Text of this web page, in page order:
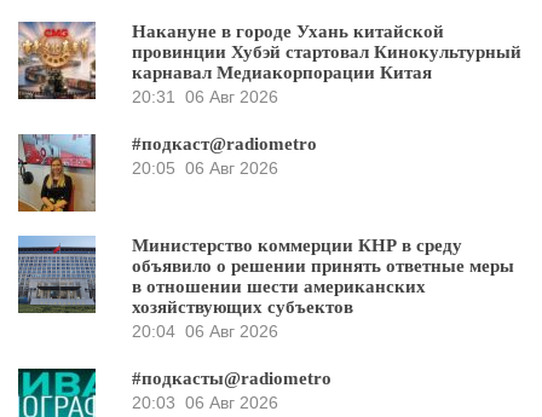
Накануне в городе Ухань китайской
провинции Хубэй стартовал Кинокультурный
карнавал Медиакорпорации Китая
20:31 06 Авг 2026
#подкаст@radiometro
20:05 06 Авг 2026
Министерство коммерции КНР в среду
объявило о решении принять ответные меры
в отношении шести американских
хозяйствующих субъектов
20:04 06 Авг 2026
#подкасты@radiometro
20:03 06 Авг 2026